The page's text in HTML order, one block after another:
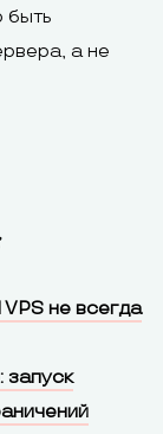
быть
а не
не всегда